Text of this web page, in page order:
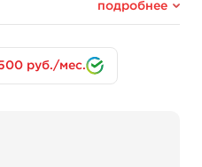
Корпус из
по технологии CNC,
сборки и долговечность.
батареи и при
через RCA-разъём к
мм удобно ложится в
подробнее
500 руб./мес.